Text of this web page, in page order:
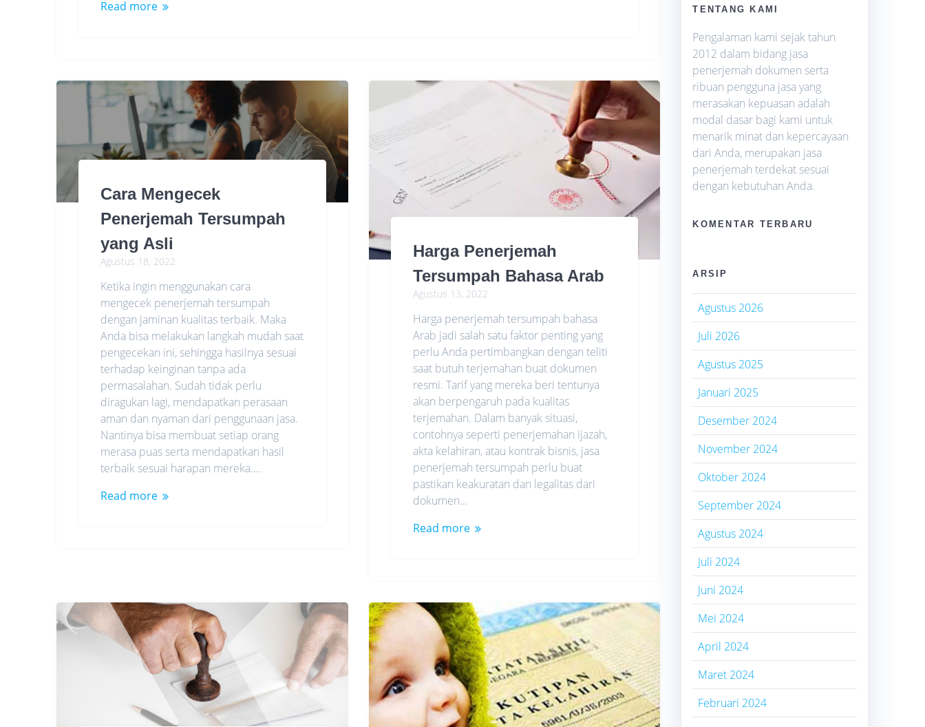
Read more
Cara Mengecek
Penerjemah Tersumpah
yang Asli
Agustus 18, 2022
Ketika ingin menggunakan cara
mengecek penerjemah tersumpah
dengan jaminan kualitas terbaik. Maka
Anda bisa melakukan langkah mudah saat
pengecekan ini, sehingga hasilnya sesuai
terhadap keinginan tanpa ada
permasalahan. Sudah tidak perlu
diragukan lagi, mendapatkan perasaan
aman dan nyaman dari penggunaan jasa.
Nantinya bisa membuat setiap orang
merasa puas serta mendapatkan hasil
terbaik sesuai harapan mereka.…
Read more
Harga Penerjemah
Tersumpah Bahasa Arab
Agustus 13, 2022
Harga penerjemah tersumpah bahasa
Arab jadi salah satu faktor penting yang
perlu Anda pertimbangkan dengan teliti
saat butuh terjemahan buat dokumen
resmi. Tarif yang mereka beri tentunya
akan berpengaruh pada kualitas
terjemahan. Dalam banyak situasi,
contohnya seperti penerjemahan ijazah,
akta kelahiran, atau kontrak bisnis, jasa
penerjemah tersumpah perlu buat
pastikan keakuratan dan legalitas dari
dokumen…
Read more
TENTANG KAMI
Pengalaman kami sejak tahun
2012 dalam bidang jasa
penerjemah dokumen serta
ribuan pengguna jasa yang
merasakan kepuasan adalah
modal dasar bagi kami untuk
menarik minat dan kepercayaan
dari Anda, merupakan jasa
penerjemah terdekat sesuai
dengan kebutuhan Anda.
KOMENTAR TERBARU
ARSIP
Agustus 2026
Juli 2026
Agustus 2025
Januari 2025
Desember 2024
November 2024
Oktober 2024
September 2024
Agustus 2024
Juli 2024
Juni 2024
Mei 2024
April 2024
Maret 2024
Februari 2024